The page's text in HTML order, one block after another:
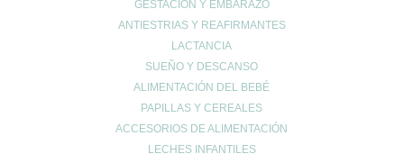
GESTACIÓN Y EMBARAZO
ANTIESTRIAS Y REAFIRMANTES
LACTANCIA
SUEÑO Y DESCANSO
ALIMENTACIÓN DEL BEBÉ
PAPILLAS Y CEREALES
ACCESORIOS DE ALIMENTACIÓN
LECHES INFANTILES